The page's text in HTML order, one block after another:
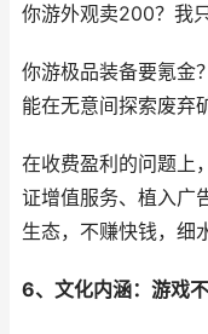
你游外观卖200？我
你游极品装备要氪金
能在无意间探索废弃
在收费盈利的问题上
证增值服务、植入广
生态，不赚快钱，细
6、文化内涵：游戏